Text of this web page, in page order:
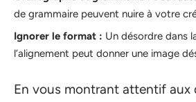
de grammaire peuvent nuire à votre
Ignorer le format : Un désordre dans
l’alignement peut donner une image
En vous montrant attentif aux